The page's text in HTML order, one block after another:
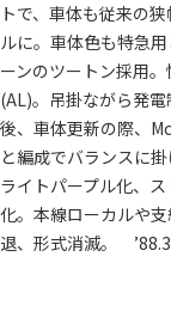
トで、車体も従来の
ルに。車体色も特急
ーンのツートン採用
(AL)。吊掛ながら発電
後、車体更新の際、
と編成でバランスに
ライトパープル化、
化。本線ローカルや
退、形式消滅。